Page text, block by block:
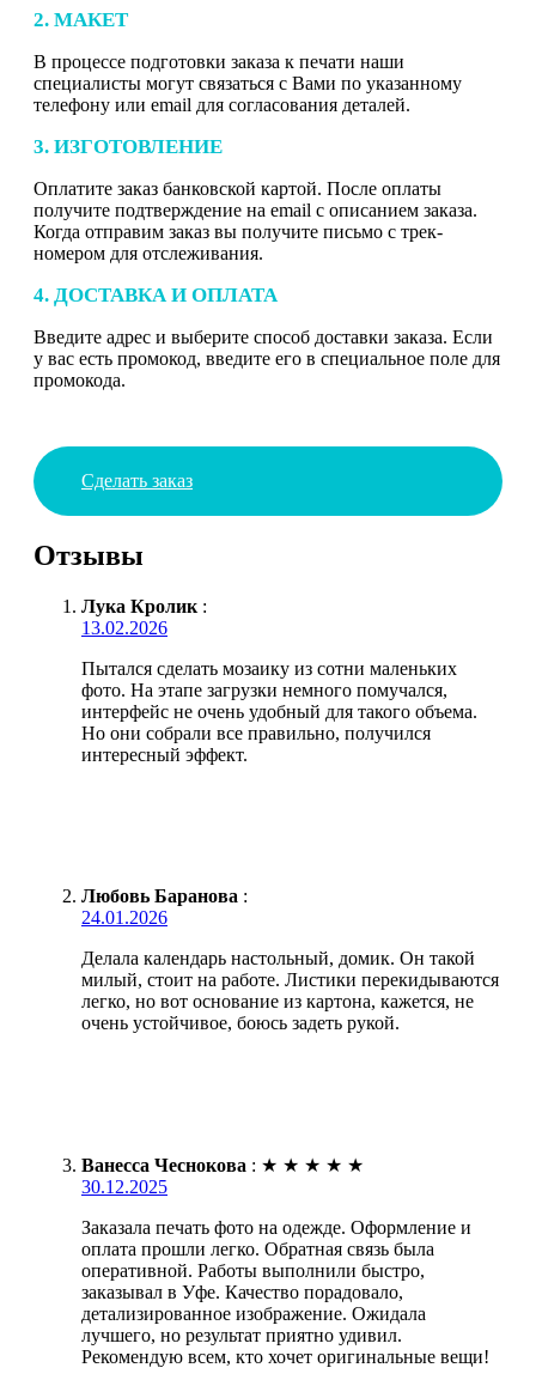
2. МАКЕТ
В процессе подготовки заказа к печати наши
специалисты могут связаться с Вами по указанному
телефону или email для согласования деталей.
3. ИЗГОТОВЛЕНИЕ
Оплатите заказ банковской картой. После оплаты
получите подтверждение на email с описанием заказа.
Когда отправим заказ вы получите письмо с трек-
номером для отслеживания.
4. ДОСТАВКА И ОПЛАТА
Введите адрес и выберите способ доставки заказа. Если
у вас есть промокод, введите его в специальное поле для
промокода.
Сделать заказ
Отзывы
Лука Кролик :
13.02.2026
Пытался сделать мозаику из сотни маленьких
фото. На этапе загрузки немного помучался,
интерфейс не очень удобный для такого объема.
Но они собрали все правильно, получился
интересный эффект.
Любовь Баранова :
24.01.2026
Делала календарь настольный, домик. Он такой
милый, стоит на работе. Листики перекидываются
легко, но вот основание из картона, кажется, не
очень устойчивое, боюсь задеть рукой.
Ванесса Чеснокова : ★ ★ ★ ★ ★
30.12.2025
Заказала печать фото на одежде. Оформление и
оплата прошли легко. Обратная связь была
оперативной. Работы выполнили быстро,
заказывал в Уфе. Качество порадовало,
детализированное изображение. Ожидала
лучшего, но результат приятно удивил.
Рекомендую всем, кто хочет оригинальные вещи!